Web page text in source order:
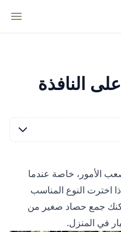
النافذة
الأمور، خاصة عندما
اخترت النوع المناسب
جمع حصاد صغير من
في المنزل.